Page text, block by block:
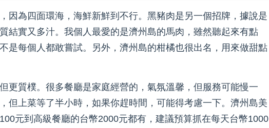
因為四面環海，海鮮新鮮到不行。黑豬肉是另一個招牌，據說是
結實又多汁。我個人最愛的是濟州島的馬肉，雖然聽起來有點
是每個人都敢嘗試。另外，濟州島的柑橘也很出名，用來做甜點
更質樸。很多餐廳是家庭經營的，氣氛溫馨，但服務可能慢一
但上菜等了半小時，如果你趕時間，可能得考慮一下。濟州島美
元到高級餐廳的台幣2000元都有，建議預算抓在每天台幣1000